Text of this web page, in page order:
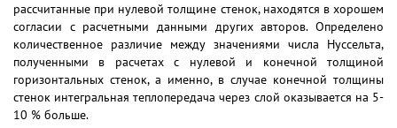
рассчитанные при нулевой толщине стенок, находятся в хорошем
согласии с расчетными данными других авторов. Определено
количественное различие между значениями числа Нуссельта,
полученными в расчетах с нулевой и конечной толщиной
горизонтальных стенок, а именно, в случае конечной толщины
стенок интегральная теплопередача через слой оказывается на 5-
10 % больше.